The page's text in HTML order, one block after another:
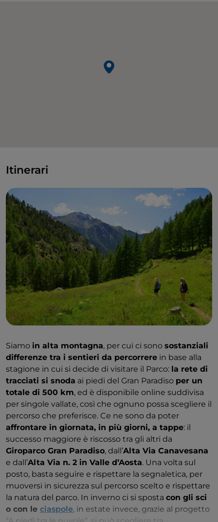
Itinerari
Siamo in alta montagna, per cui ci sono sostanziali
differenze tra i sentieri da percorrere in base alla
stagione in cui si decide di visitare il Parco: la rete di
tracciati si snoda ai piedi del Gran Paradiso per un
totale di 500 km, ed è disponibile online suddivisa
per singole vallate, così che ognuno possa scegliere il
percorso che preferisce. Ce ne sono da poter
affrontare in giornata, in più giorni, a tappe: il
successo maggiore è riscosso tra gli altri da
Giroparco Gran Paradiso, dall’Alta Via Canavesana
e dall’Alta Via n. 2 in Valle d’Aosta. Una volta sul
posto, basta seguire e rispettare la segnaletica, per
muoversi in sicurezza sul percorso scelto e rispettare
la natura del parco. In inverno ci si sposta con gli sci
o con le ciaspole, in estate invece, grazie al progetto